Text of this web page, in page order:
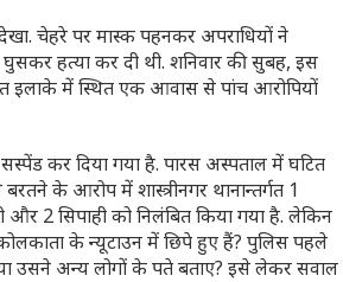
चेहरे पर मास्क पहनकर अपराधियों ने
हत्या कर दी थी. शनिवार की सुबह, इस
में स्थित एक आवास से पांच आरोपियों
कर दिया गया है. पारस अस्पताल में घटित
के आरोप में शास्त्रीनगर थानान्तर्गत 1
और 2 सिपाही को निलंबित किया गया है. लेकिन
के न्यूटाउन में छिपे हुए हैं? पुलिस पहले
उसने अन्य लोगों के पते बताए? इसे लेकर सवाल